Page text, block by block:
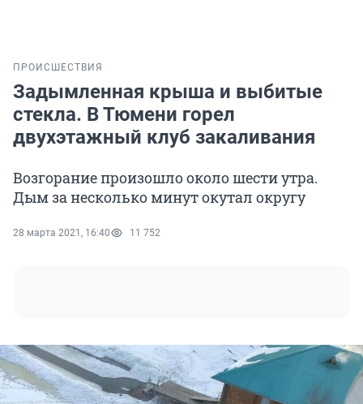
ПРОИСШЕСТВИЯ
Задымленная крыша и выбитые
стекла. В Тюмени горел
двухэтажный клуб закаливания
Возгорание произошло около шести утра.
Дым за несколько минут окутал округу
28 марта 2021, 16:40 11 752